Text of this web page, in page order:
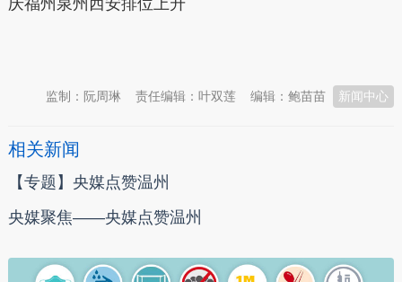
庆福州泉州西安排位上升
新闻中心
编辑：鲍苗苗
责任编辑：叶双莲
监制：阮周琳
相关新闻
【专题】央媒点赞温州
央媒聚焦——央媒点赞温州